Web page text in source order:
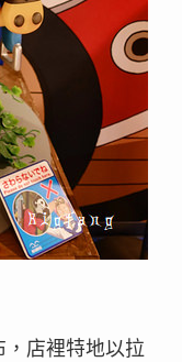
店裡特地以拉